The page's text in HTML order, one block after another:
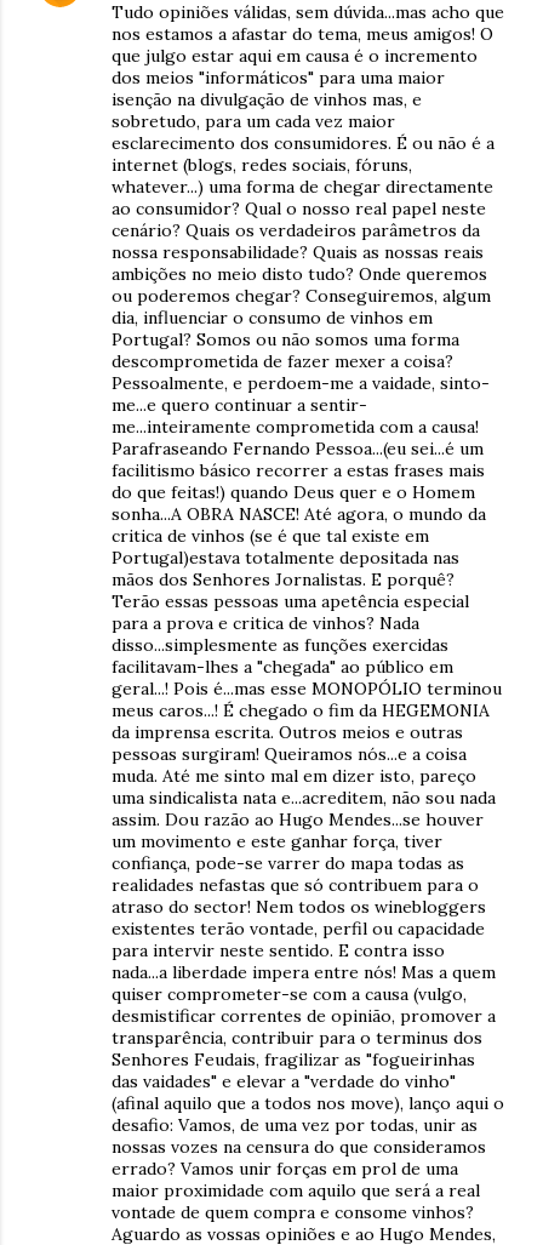
Tudo opiniões válidas, sem dúvida...mas acho que
nos estamos a afastar do tema, meus amigos! O
que julgo estar aqui em causa é o incremento
dos meios "informáticos" para uma maior
isenção na divulgação de vinhos mas, e
sobretudo, para um cada vez maior
esclarecimento dos consumidores. É ou não é a
internet (blogs, redes sociais, fóruns,
whatever...) uma forma de chegar directamente
ao consumidor? Qual o nosso real papel neste
cenário? Quais os verdadeiros parâmetros da
nossa responsabilidade? Quais as nossas reais
ambições no meio disto tudo? Onde queremos
ou poderemos chegar? Conseguiremos, algum
dia, influenciar o consumo de vinhos em
Portugal? Somos ou não somos uma forma
descomprometida de fazer mexer a coisa?
Pessoalmente, e perdoem-me a vaidade, sinto-
me...e quero continuar a sentir-
me...inteiramente comprometida com a causa!
Parafraseando Fernando Pessoa...(eu sei...é um
facilitismo básico recorrer a estas frases mais
do que feitas!) quando Deus quer e o Homem
sonha...A OBRA NASCE! Até agora, o mundo da
critica de vinhos (se é que tal existe em
Portugal)estava totalmente depositada nas
mãos dos Senhores Jornalistas. E porquê?
Terão essas pessoas uma apetência especial
para a prova e critica de vinhos? Nada
disso...simplesmente as funções exercidas
facilitavam-lhes a "chegada" ao público em
geral...! Pois é...mas esse MONOPÓLIO terminou
meus caros...! É chegado o fim da HEGEMONIA
da imprensa escrita. Outros meios e outras
pessoas surgiram! Queiramos nós...e a coisa
muda. Até me sinto mal em dizer isto, pareço
uma sindicalista nata e...acreditem, não sou nada
assim. Dou razão ao Hugo Mendes...se houver
um movimento e este ganhar força, tiver
confiança, pode-se varrer do mapa todas as
realidades nefastas que só contribuem para o
atraso do sector! Nem todos os winebloggers
existentes terão vontade, perfil ou capacidade
para intervir neste sentido. E contra isso
nada...a liberdade impera entre nós! Mas a quem
quiser comprometer-se com a causa (vulgo,
desmistificar correntes de opinião, promover a
transparência, contribuir para o terminus dos
Senhores Feudais, fragilizar as "fogueirinhas
das vaidades" e elevar a "verdade do vinho"
(afinal aquilo que a todos nos move), lanço aqui o
desafio: Vamos, de uma vez por todas, unir as
nossas vozes na censura do que consideramos
errado? Vamos unir forças em prol de uma
maior proximidade com aquilo que será a real
vontade de quem compra e consome vinhos?
Aguardo as vossas opiniões e ao Hugo Mendes,